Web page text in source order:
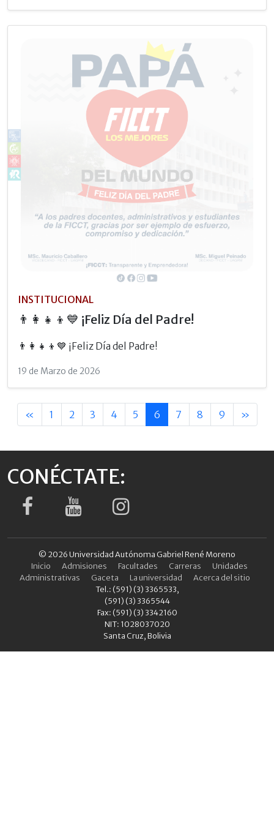
INSTITUCIONAL
👨‍👩‍👧‍👦💙 ¡Feliz Día del Padre!
👨‍👩‍👧‍👦💙 ¡Feliz Día del Padre!
19 de Marzo de 2026
« 1 2 3 4 5 6 7 8 9 »
CONÉCTATE:
© 2026 Universidad Autónoma Gabriel René Moreno
Inicio
Admisiones Facultades Carreras
Unidades
Administrativas
Gaceta La universidad
Acerca del sitio
Tel.: (591) (3) 3365533,
(591) (3) 3365544
Fax: (591) (3) 3342160
NIT: 1028037020
Santa Cruz, Bolivia